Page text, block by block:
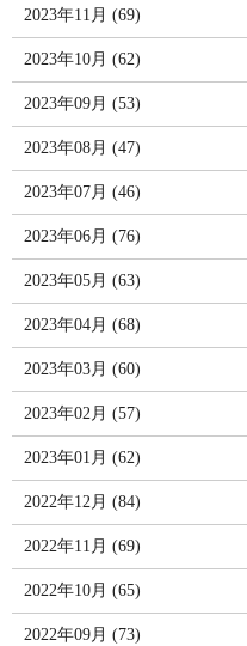
2023年11月 (69)
2023年10月 (62)
2023年09月 (53)
2023年08月 (47)
2023年07月 (46)
2023年06月 (76)
2023年05月 (63)
2023年04月 (68)
2023年03月 (60)
2023年02月 (57)
2023年01月 (62)
2022年12月 (84)
2022年11月 (69)
2022年10月 (65)
2022年09月 (73)